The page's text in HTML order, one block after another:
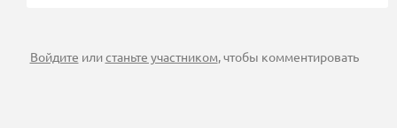
Войдите илистаньте участником, чтобы комментировать